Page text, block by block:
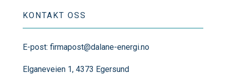
KONTAKT OSS
E-post: firmapost@dalane-energi.no
Elganeveien 1, 4373 Egersund